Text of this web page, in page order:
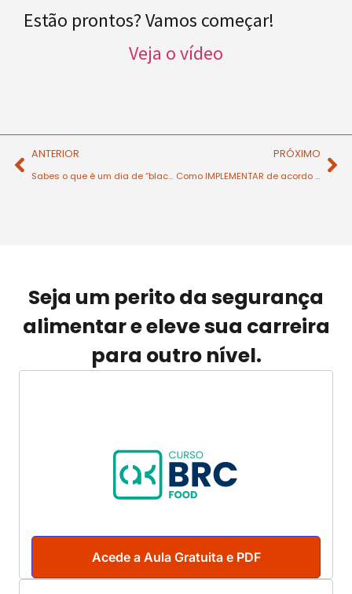
Estão prontos? Vamos começar!
Veja o vídeo
ANTERIOR
Sabes o que é um dia de “black-out”?
PRÓXIMO
Como IMPLEMENTAR de acordo com o RISCO?
Seja um perito da segurança
alimentar e eleve sua carreira
para outro nível.
Acede a Aula Gratuita e PDF